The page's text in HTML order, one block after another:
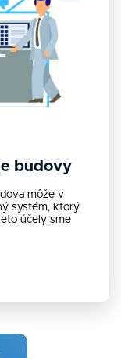
budovy
môže v
systém, ktorý
účely sme